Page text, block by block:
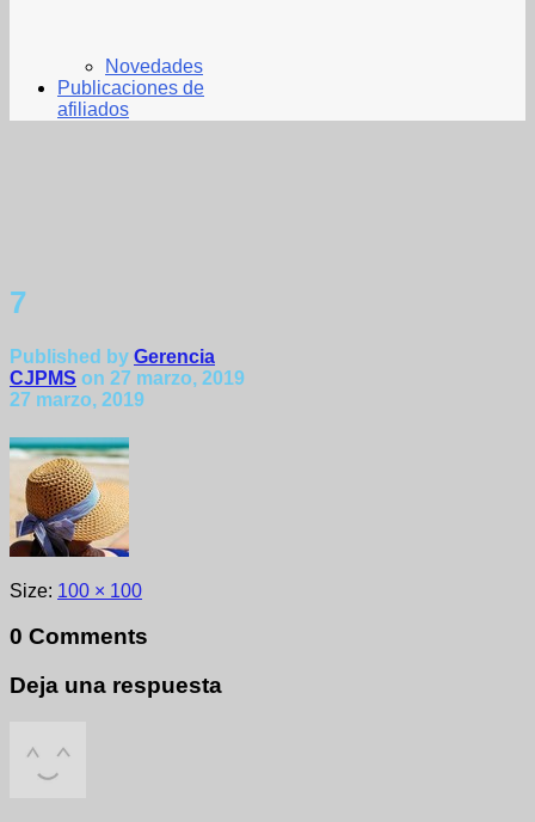
Novedades
Publicaciones de
afiliados
7
Published by Gerencia
CJPMS on 27 marzo, 2019
27 marzo, 2019
Size: 100 × 100
0 Comments
Deja una respuesta